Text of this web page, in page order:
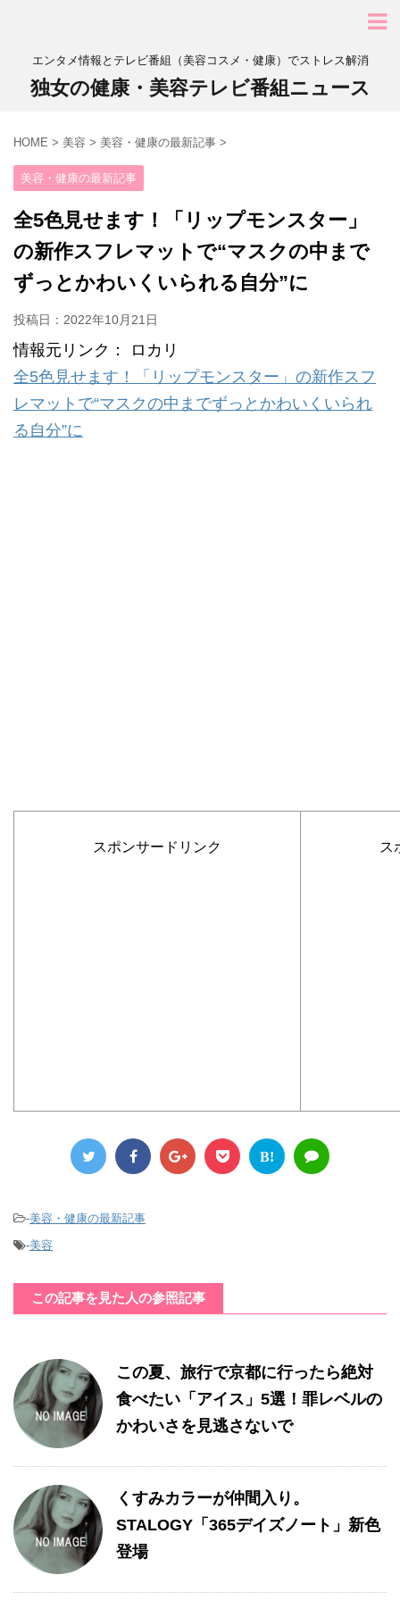
エンタメ情報とテレビ番組（美容コスメ・健康）でストレス解消
独女の健康・美容テレビ番組ニュース
HOME > 美容 > 美容・健康の最新記事 >
美容・健康の最新記事
全5色見せます！「リップモンスター」
の新作スフレマットで“マスクの中まで
ずっとかわいくいられる自分”に
投稿日： 2022年10月21日
情報元リンク： ロカリ
全5色見せます！「リップモンスター」の新作スフ
レマットで“マスクの中までずっとかわいくいられ
る自分”に
スポンサードリンク ス
B!
-美容・健康の最新記事
-美容
この記事を見た人の参照記事
この夏、旅行で京都に行ったら絶対
食べたい「アイス」5選！罪レベルの
かわいさを見逃さないで
くすみカラーが仲間入り。
STALOGY「365デイズノート」新色
登場